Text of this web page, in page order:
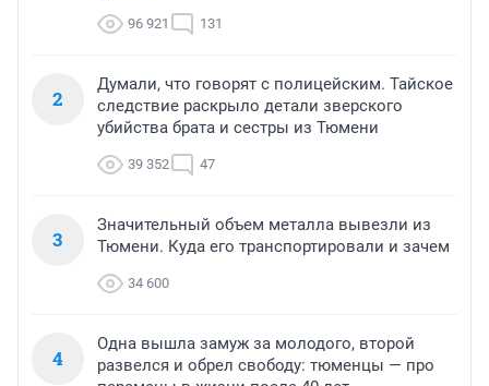
96 921 131
2
Думали, что говорят с полицейским. Тайское
следствие раскрыло детали зверского
убийства брата и сестры из Тюмени
39 352 47
3
Значительный объем металла вывезли из
Тюмени. Куда его транспортировали и зачем
34 600
4
Одна вышла замуж за молодого, второй
развелся и обрел свободу: тюменцы — про